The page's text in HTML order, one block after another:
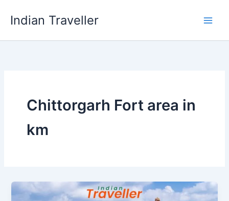
Indian Traveller
Chittorgarh Fort area in
km